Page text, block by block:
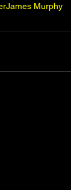
James Murphy